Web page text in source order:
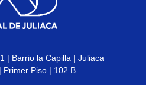
| Barrio la Capilla | Juliaca
Primer Piso | 102 B